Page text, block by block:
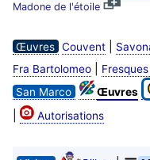
Madone de l'étoile
Œuvres Couvent|
Fra Bartolomeo|
San Marco
Œuvres
Autorisations